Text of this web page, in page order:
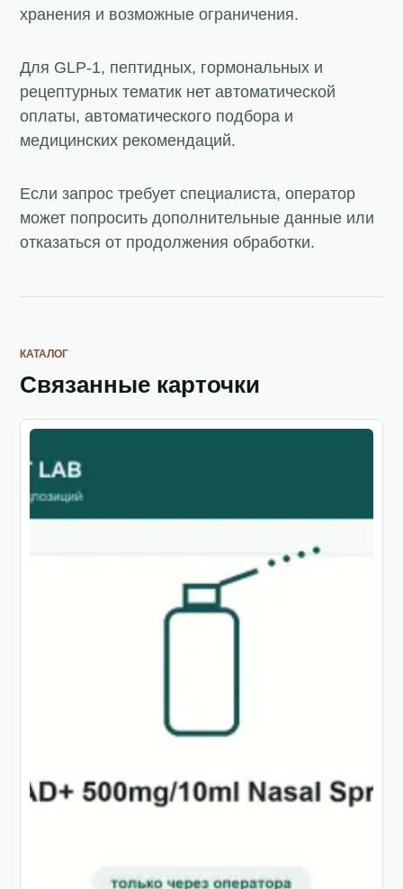
хранения и возможные ограничения.
Для GLP-1, пептидных, гормональных и
рецептурных тематик нет автоматической
оплаты, автоматического подбора и
медицинских рекомендаций.
Если запрос требует специалиста, оператор
может попросить дополнительные данные или
отказаться от продолжения обработки.
КАТАЛОГ
Связанные карточки